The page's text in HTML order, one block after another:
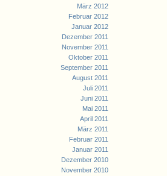
März 2012
Februar 2012
Januar 2012
Dezember 2011
November 2011
Oktober 2011
September 2011
August 2011
Juli 2011
Juni 2011
Mai 2011
April 2011
März 2011
Februar 2011
Januar 2011
Dezember 2010
November 2010